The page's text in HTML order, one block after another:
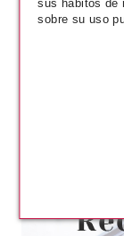
sus hábitos de
sobre su uso